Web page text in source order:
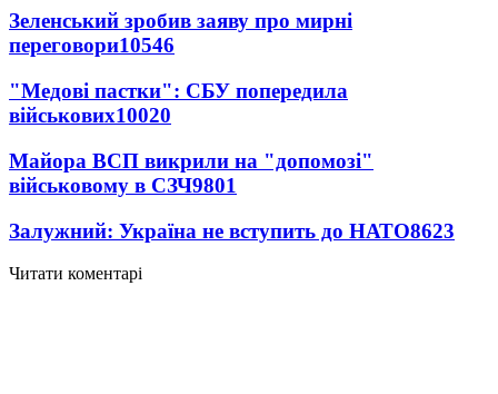
Зеленський зробив заяву про мирні
переговори10546
"Медові пастки": СБУ попередила
військових10020
Майора ВСП викрили на "допомозі"
військовому в СЗЧ9801
Залужний: Україна не вступить до НАТО8623
Читати коментарі